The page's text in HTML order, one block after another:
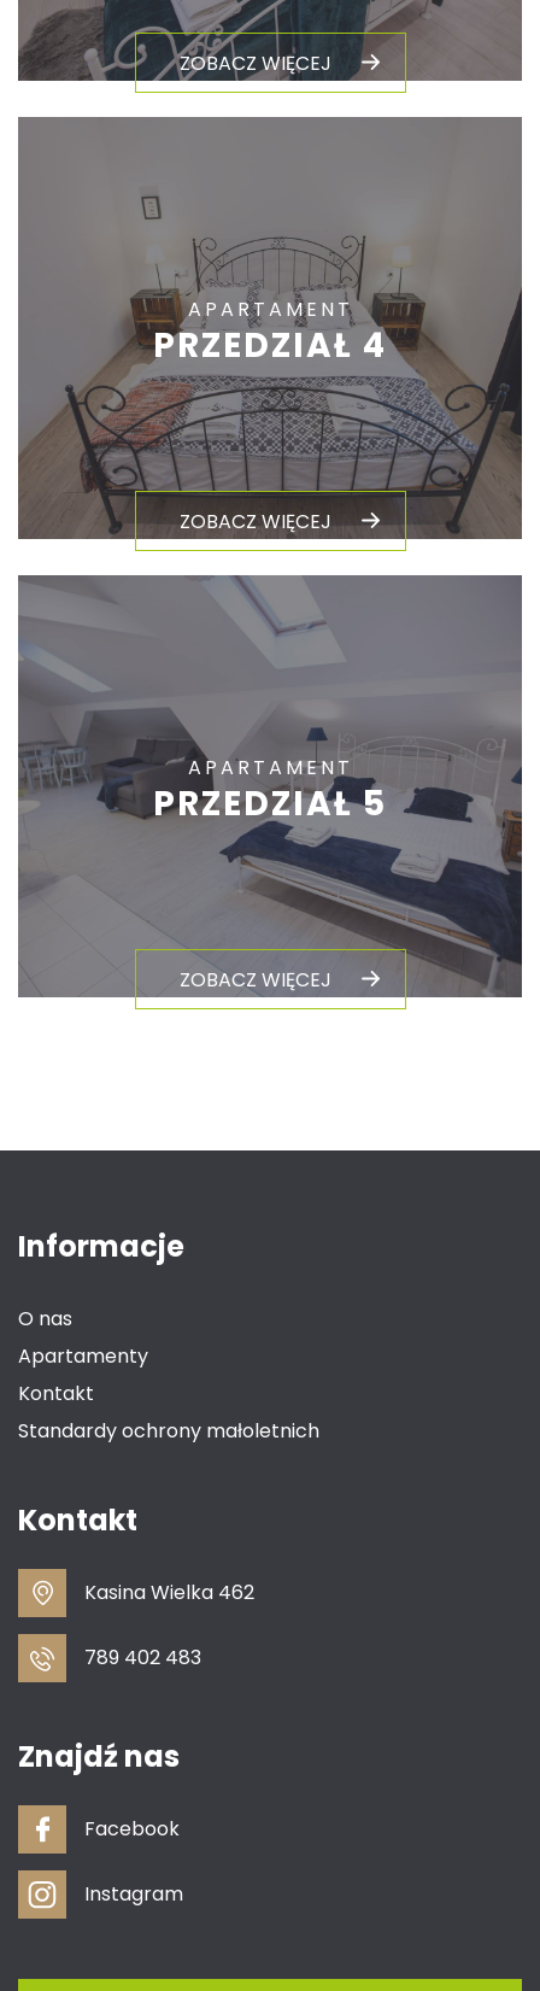
ZOBACZ WIĘCEJ
APARTAMENT
PRZEDZIAŁ 4
ZOBACZ WIĘCEJ
APARTAMENT
PRZEDZIAŁ 5
ZOBACZ WIĘCEJ
Informacje
O nas
Apartamenty
Kontakt
Standardy ochrony małoletnich
Kontakt
Kasina Wielka 462
789 402 483
Znajdź nas
Facebook
Instagram